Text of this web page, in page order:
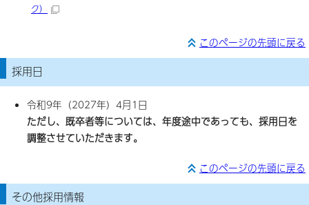
ク）
このページの先頭に戻る
採用日
令和9年（2027年）4月1日
ただし、既卒者等については、年度途中であっても、採用日を
調整させていただきます。
このページの先頭に戻る
その他採用情報